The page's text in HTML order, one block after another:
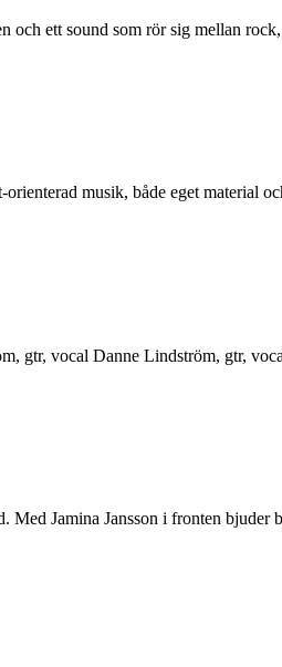
och ett sound som rör sig mellan
musik, både eget material
gtr, vocal Danne Lindström, gtr,
Jamina Jansson i fronten